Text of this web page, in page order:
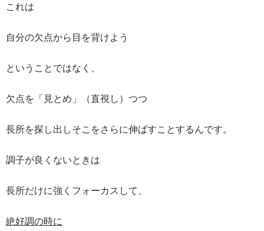
これは
自分の欠点から目を背けよう
ということではなく、
欠点を「見とめ」（直視し）つつ
長所を探し出しそこをさらに伸ばすことするんです。
調子が良くないときは
長所だけに強くフォーカスして、
絶好調の時に